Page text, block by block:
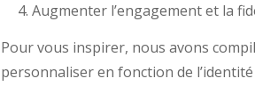
Augmenter l’engagement et la
Pour vous inspirer, nous avons
personnaliser en fonction de